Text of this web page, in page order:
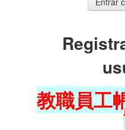
教職員工